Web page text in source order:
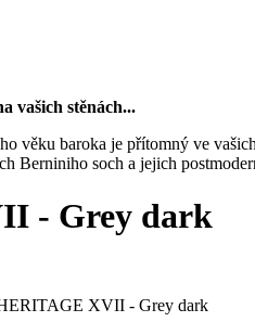
vašich stěnách...
věku baroka je přítomný ve
Berniniho soch a jejich
- Grey dark
XVII - Grey dark